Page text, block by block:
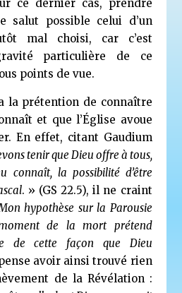
ce dernier cas, prendre
salut possible celui d’un
mal choisi, car c’est
particulière de ce
points de vue.
la prétention de connaître
et que l’Église avoue
En effet, citant Gaudium
tenir que Dieu offre à tous,
connaît, la possibilité d’être
. » (GS 22.5), il ne craint
hypothèse sur la Parousie
de la mort prétend
de cette façon que Dieu
avoir ainsi trouvé rien
de la Révélation :